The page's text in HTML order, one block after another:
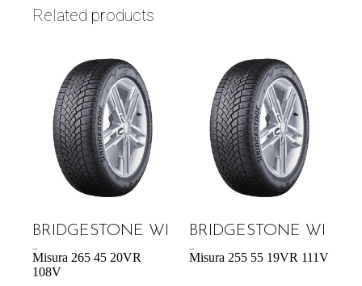
Related products
BRIDGESTONE WI
Misura 265 45 20VR
108V
BRIDGESTONE WI
Misura 255 55 19VR 111V